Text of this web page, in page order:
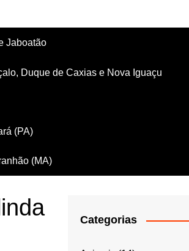
Jaboatão
Duque de Caxias e Nova Iguaçu
(PA)
(MA)
Categorias